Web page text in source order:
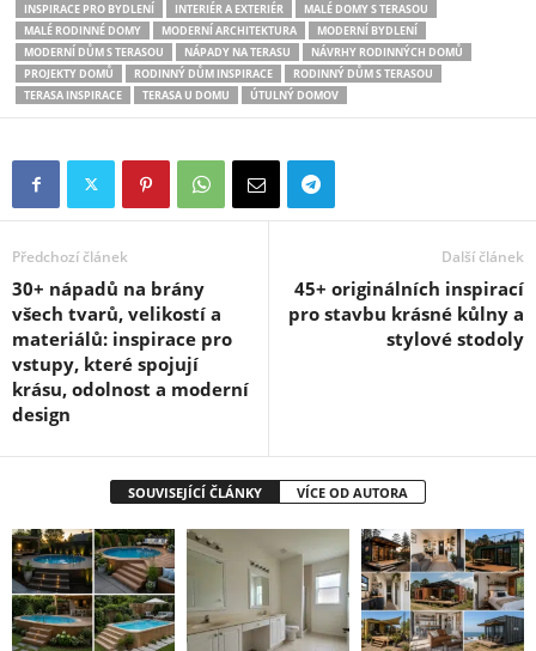
INSPIRACE PRO BYDLENÍ
INTERIÉR A EXTERIÉR
MALÉ DOMY S TERASOU
MALÉ RODINNÉ DOMY
MODERNÍ ARCHITEKTURA
MODERNÍ BYDLENÍ
MODERNÍ DŮM S TERASOU
NÁPADY NA TERASU
NÁVRHY RODINNÝCH DOMŮ
PROJEKTY DOMŮ
RODINNÝ DŮM INSPIRACE
RODINNÝ DŮM S TERASOU
TERASA INSPIRACE
TERASA U DOMU ÚTULNÝ DOMOV
Předchozí článek
30+ nápadů na brány
všech tvarů, velikostí a
materiálů: inspirace pro
vstupy, které spojují
krásu, odolnost a moderní
design
Další článek
45+ originálních inspirací
pro stavbu krásné kůlny a
stylové stodoly
SOUVISEJÍCÍ ČLÁNKY VÍCE OD AUTORA